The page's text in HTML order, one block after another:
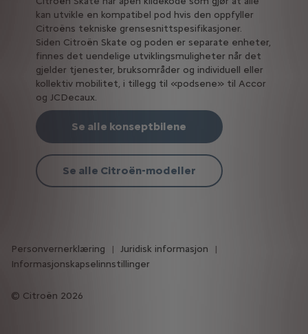
kan utvikle en kompatibel pod hvis den oppfyller
Citroëns tekniske grensesnittspesifikasjoner.
Siden Citroën Skate og poden er separate enheter,
finnes det uendelige utviklingsmuligheter når det
gjelder tjenester, bruksområder og individuell eller
kollektiv mobilitet, i tillegg til «podsene» til Accor
og JCDecaux.
Se alle konseptbilene
Se alle Citroën-modeller
Citroën 2026
Personvernerklæring
Juridisk informasjon
Informasjonskapselinnstillinger